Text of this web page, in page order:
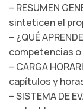
– RESUMEN
sinteticen el
– ¿QUÉ
competencias
– CARGA
capítulos y
– SISTEMA DE